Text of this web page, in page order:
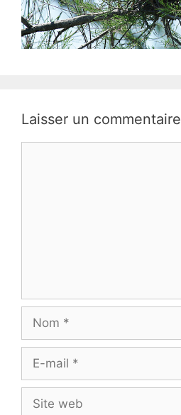
Laisser un commentaire
Nom
Site